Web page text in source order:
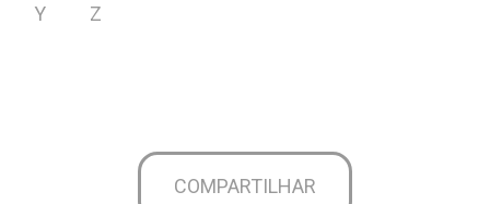
Y
Z
COMPARTILHAR